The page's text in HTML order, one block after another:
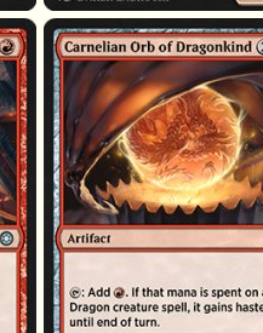
Orbe des dragons de cornaline